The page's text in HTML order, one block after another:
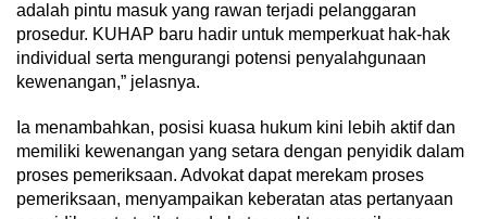
adalah pintu masuk yang rawan terjadi pelanggaran
prosedur. KUHAP baru hadir untuk memperkuat hak-hak
individual serta mengurangi potensi penyalahgunaan
kewenangan,” jelasnya.
Ia menambahkan, posisi kuasa hukum kini lebih aktif dan
memiliki kewenangan yang setara dengan penyidik dalam
proses pemeriksaan. Advokat dapat merekam proses
pemeriksaan, menyampaikan keberatan atas pertanyaan